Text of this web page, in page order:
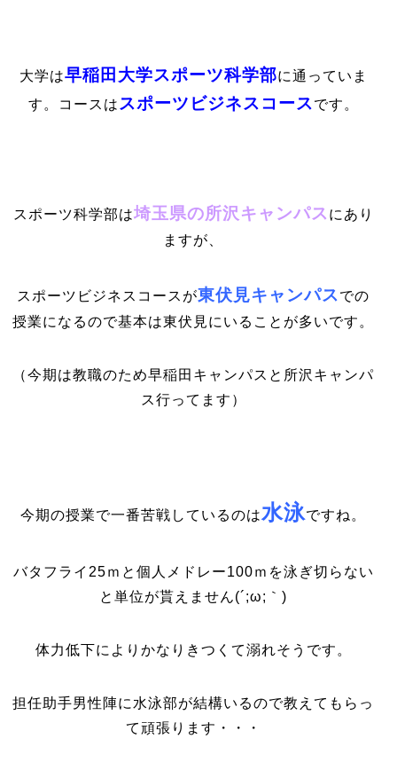
大学は早稲田大学スポーツ科学部に通っていま
す。コースは スポーツビジネスコース です。
スポーツ科学部は埼玉県の所沢キャンパス にあり
ますが、
スポーツビジネスコースが東伏見キャンパス での
授業になるので基本は東伏見にいることが多いです。
（今期は教職のため早稲田キャンパスと所沢キャンパ
ス行ってます）
今期の授業で一番苦戦しているのは水泳ですね。
バタフライ25ｍと個人メドレー100ｍを泳ぎ切らない
と単位が貰えません(´;ω;｀)
体力低下によりかなりきつくて溺れそうです。
担任助手男性陣に水泳部が結構いるので教えてもらっ
て頑張ります・・・